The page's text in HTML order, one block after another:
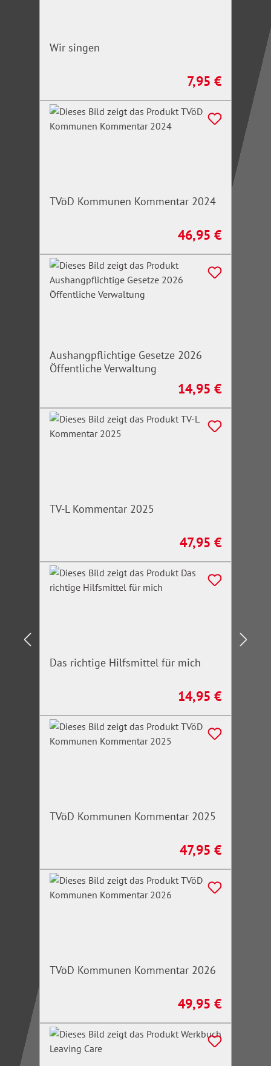
Wir singen
Regulärer Preis:
7,95 €
TVöD Kommunen Kommentar 2024
Regulärer Preis:
46,95 €
Aushangpflichtige Gesetze 2026
Öffentliche Verwaltung
Regulärer Preis:
14,95 €
TV-L Kommentar 2025
Regulärer Preis:
47,95 €
Das richtige Hilfsmittel für mich
Regulärer Preis:
14,95 €
TVöD Kommunen Kommentar 2025
Regulärer Preis:
47,95 €
TVöD Kommunen Kommentar 2026
Regulärer Preis:
49,95 €